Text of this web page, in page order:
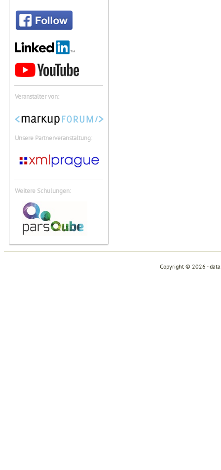
Veranstalter von:
Unsere Partnerveranstaltung:
Weitere Schulungen:
Copyright © 2026 -